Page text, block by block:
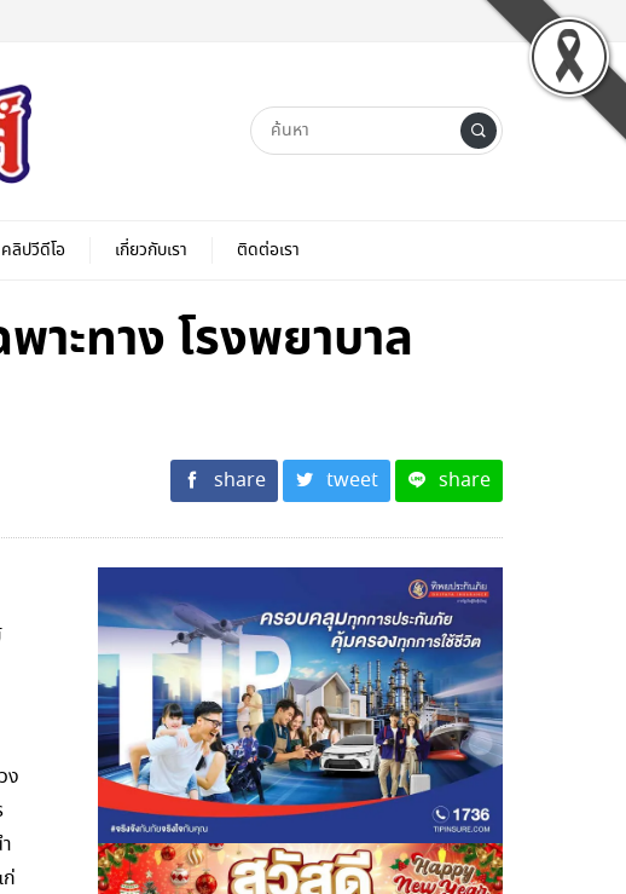
คลิปวีดีโอ เกี่ยวกับเรา ติดต่อเรา
ะทาง โรงพยาบาล
share tweet share
ง